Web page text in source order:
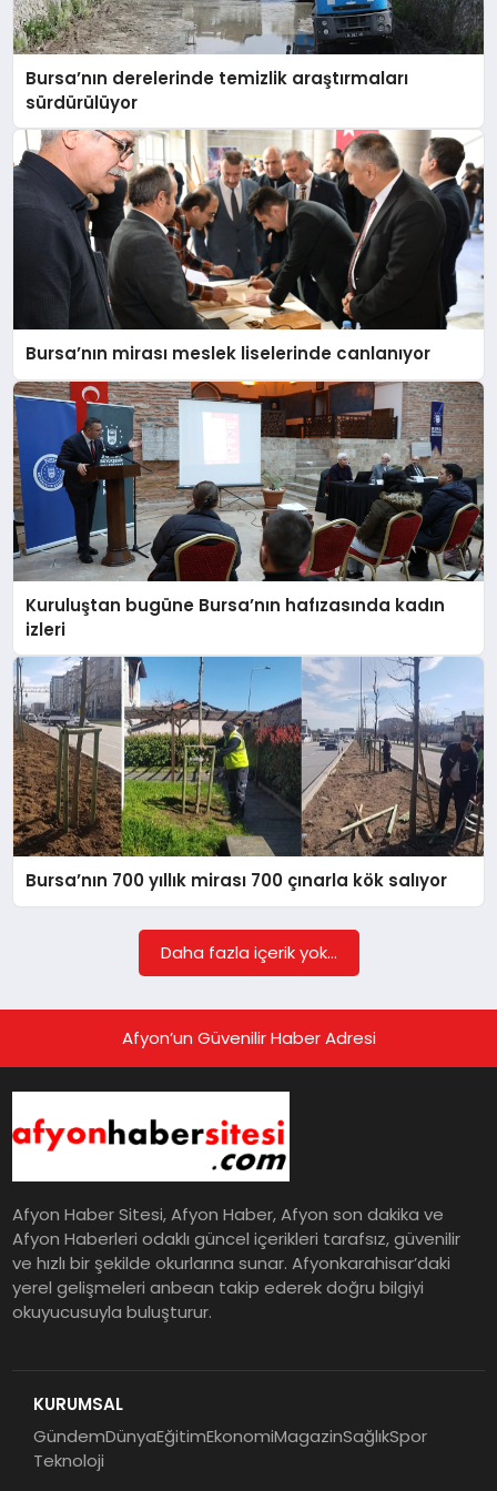
EKONOMI
HABERLER
MAGAZIN
SAĞLIK
SPOR
TEKNOLOJI
Bursa’nın derelerinde temizlik araştırmaları
sürdürülüyor
Bursa’nın mirası meslek liselerinde canlanıyor
Kuruluştan bugüne Bursa’nın hafızasında kadın
izleri
Bursa’nın 700 yıllık mirası 700 çınarla kök salıyor
Daha fazla içerik yok...
Afyon’un Güvenilir Haber Adresi
Afyon Haber Sitesi, Afyon Haber, Afyon son dakika ve
Afyon Haberleri odaklı güncel içerikleri tarafsız, güvenilir
ve hızlı bir şekilde okurlarına sunar. Afyonkarahisar’daki
yerel gelişmeleri anbean takip ederek doğru bilgiyi
okuyucusuyla buluşturur.
KURUMSAL
GündemDünyaEğitimEkonomiMagazinSağlıkSpor
Teknoloji